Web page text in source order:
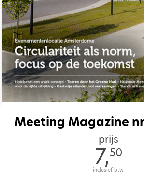
Meeting Magazine
prijs
7,50
inclusief btw